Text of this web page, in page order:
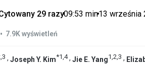
29 razy•09:53 min•13 września
• 7.9K wyświetleń
,3 , Joseph Y. Kim*1,4, Jie E. Yang1,2,3 ,